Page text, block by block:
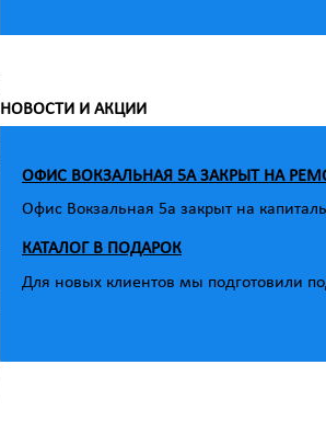
НОВОСТИ И АКЦИИ
ОФИС ВОКЗАЛЬНАЯ 5А ЗАКРЫТ НА
Офис Вокзальная 5а закрыт на
КАТАЛОГ В ПОДАРОК
Для новых клиентов мы подготовили